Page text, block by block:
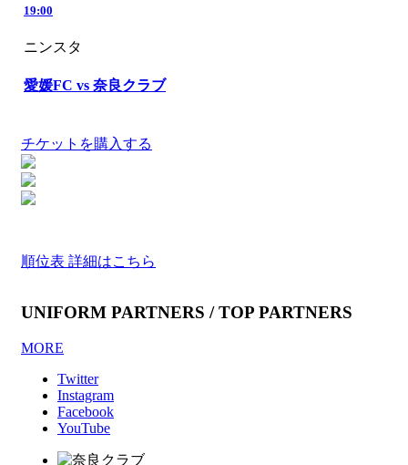
19:00
ニンスタ
愛媛FC vs 奈良クラブ
チケットを購入する
順位表 詳細はこちら
UNIFORM PARTNERS / TOP PARTNERS
MORE
Twitter
Instagram
Facebook
YouTube